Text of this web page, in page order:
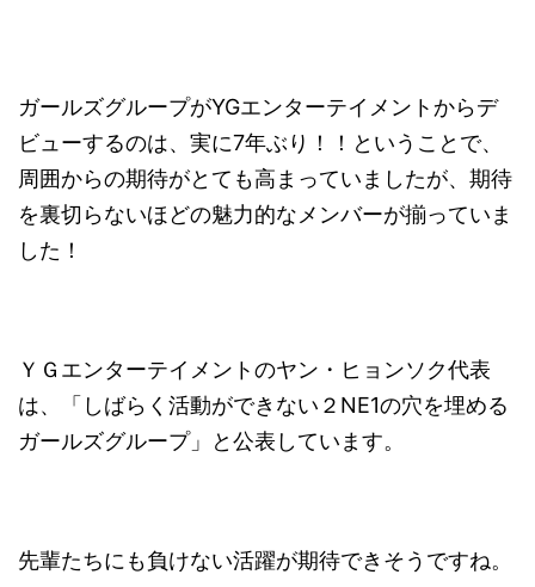
ガールズグループがYGエンターテイメントからデ
ビューするのは、実に7年ぶり！！ということで、
周囲からの期待がとても高まっていましたが、期待
を裏切らないほどの魅力的なメンバーが揃っていま
した！
ＹＧエンターテイメントのヤン・ヒョンソク代表
は、「しばらく活動ができない２NE1の穴を埋める
ガールズグループ」と公表しています。
先輩たちにも負けない活躍が期待できそうですね。